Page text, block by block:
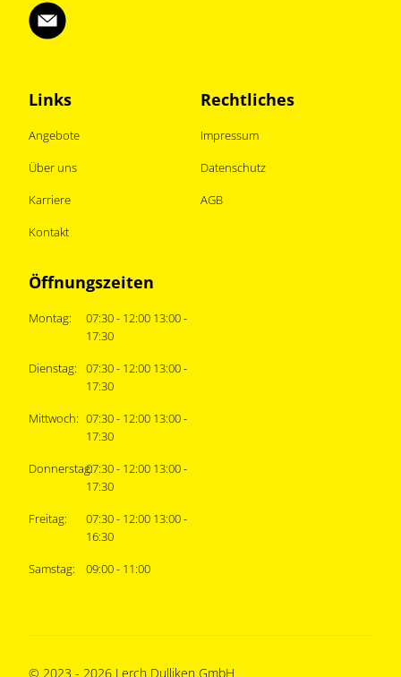
Links
Angebote
Über uns
Karriere
Kontakt
Rechtliches
Impressum
Datenschutz
AGB
Öffnungszeiten
Montag:
07:30 - 12:00 13:00 -
17:30
Dienstag:
07:30 - 12:00 13:00 -
17:30
Mittwoch: 07:30 - 12:00 13:00 -
17:30
Donnerstag:07:30 - 12:00 13:00 -
17:30
Freitag:
07:30 - 12:00 13:00 -
16:30
Samstag:
09:00 - 11:00
© 2023 - 2026 Lerch Dulliken GmbH